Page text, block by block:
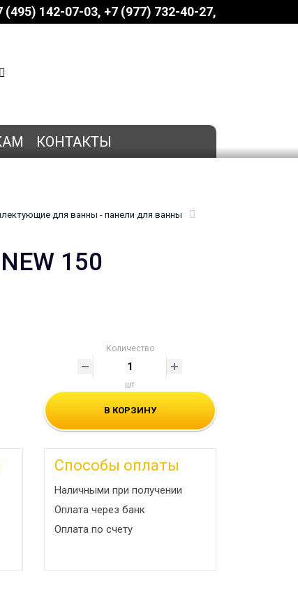
(495) 142-07-03 ‎‎+7 (977) 732-40-27
КОНТАКТЫ
для ванны - панели для ванны
150
Количество
шт
В КОРЗИНУ
Способы оплаты
Наличными при получении
Оплата через банк
Оплата по счету